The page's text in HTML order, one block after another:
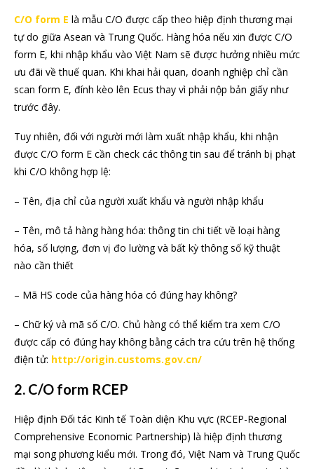
C/O form E là mẫu C/O được cấp theo hiệp định thương mại
tự do giữa Asean và Trung Quốc. Hàng hóa nếu xin được C/O
form E, khi nhập khẩu vào Việt Nam sẽ được hưởng nhiều mức
ưu đãi về thuế quan. Khi khai hải quan, doanh nghiệp chỉ cần
scan form E, đính kèo lên Ecus thay vì phải nộp bản giấy như
trước đây.
Tuy nhiên, đối với người mới làm xuất nhập khẩu, khi nhận
được C/O form E cần check các thông tin sau để tránh bị phạt
khi C/O không hợp lệ:
– Tên, địa chỉ của người xuất khẩu và người nhập khẩu
– Tên, mô tả hàng hàng hóa: thông tin chi tiết về loại hàng
hóa, số lượng, đơn vị đo lường và bất kỳ thông số kỹ thuật
nào cần thiết
– Mã HS code của hàng hóa có đúng hay không?
– Chữ ký và mã số C/O. Chủ hàng có thể kiểm tra xem C/O
được cấp có đúng hay không bằng cách tra cứu trên hệ thống
điện tử: http://origin.customs.gov.cn/
2. C/O form RCEP
Hiệp định Đối tác Kinh tế Toàn diện Khu vực (RCEP-Regional
Comprehensive Economic Partnership) là hiệp định thương
mại song phương kiểu mới. Trong đó, Việt Nam và Trung Quốc